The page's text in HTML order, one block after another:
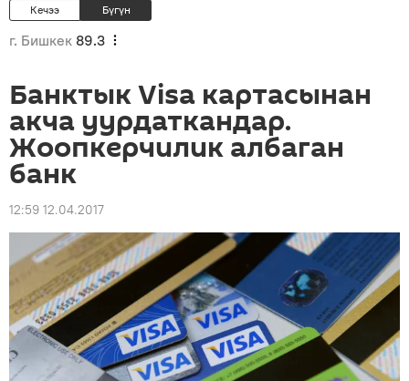
Кечээ Бүгүн
г. Бишкек 89.3
Банктык Visa картасынан
акча уурдаткандар.
Жоопкерчилик албаган
банк
12:59 12.04.2017